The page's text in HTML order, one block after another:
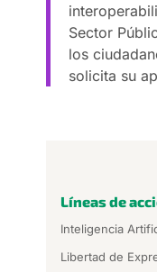
Sector
los
solicita su
Líneas de
Inteligencia
Libertad de